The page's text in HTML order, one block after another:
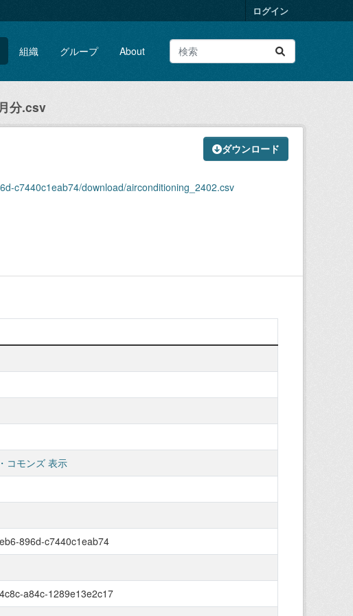
ログイン
組織 グループ About
分.csv
ダウンロード
c7440c1eab74/download/airconditioning_2402.csv
コモンズ 表示
896d-c7440c1eab74
a84c-1289e13e2c17